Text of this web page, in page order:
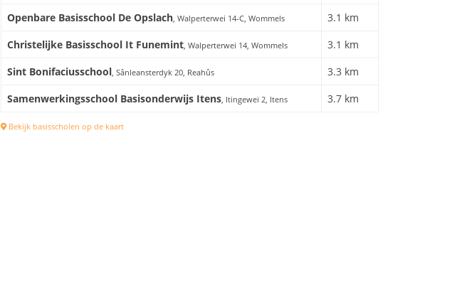
Openbare Basisschool De Opslach, Walperterwei 14-C, Wommels
3.1 km
Christelijke Basisschool It Funemint, Walperterwei 14, Wommels
3.1 km
Sint Bonifaciusschool, Sânleansterdyk 20, Reahûs
3.3 km
Samenwerkingsschool Basisonderwijs Itens, Itingewei 2, Itens 3.7 km
Bekijk basisscholen op de kaart